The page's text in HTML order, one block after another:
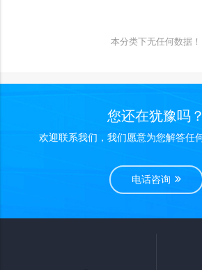
本分类下无任何数据！
您还在犹豫吗？
欢迎联系我们，我们愿意为您解答任
电话咨询